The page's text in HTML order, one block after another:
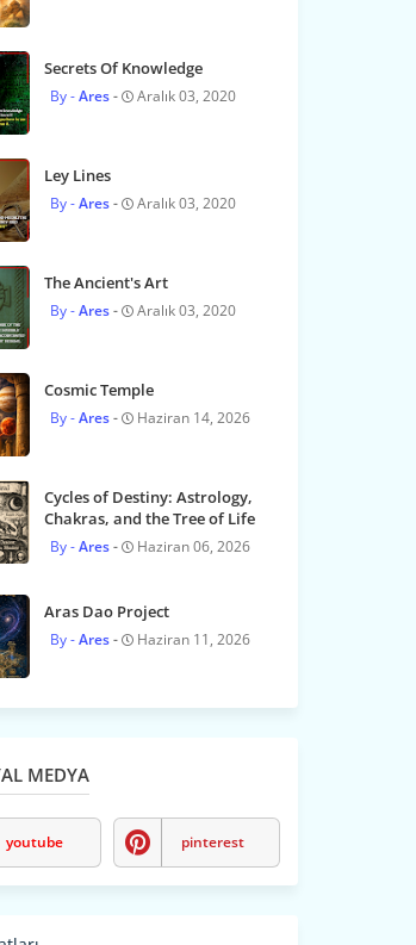
Secrets Of Knowledge
Ares Aralık 03, 2020
Ley Lines
Ares Aralık 03, 2020
The Ancient's Art
Ares Aralık 03, 2020
Cosmic Temple
Ares Haziran 14, 2026
Cycles of Destiny: Astrology,
Chakras, and the Tree of Life
Ares Haziran 06, 2026
Aras Dao Project
Ares Haziran 11, 2026
MEDYA
youtube pinterest